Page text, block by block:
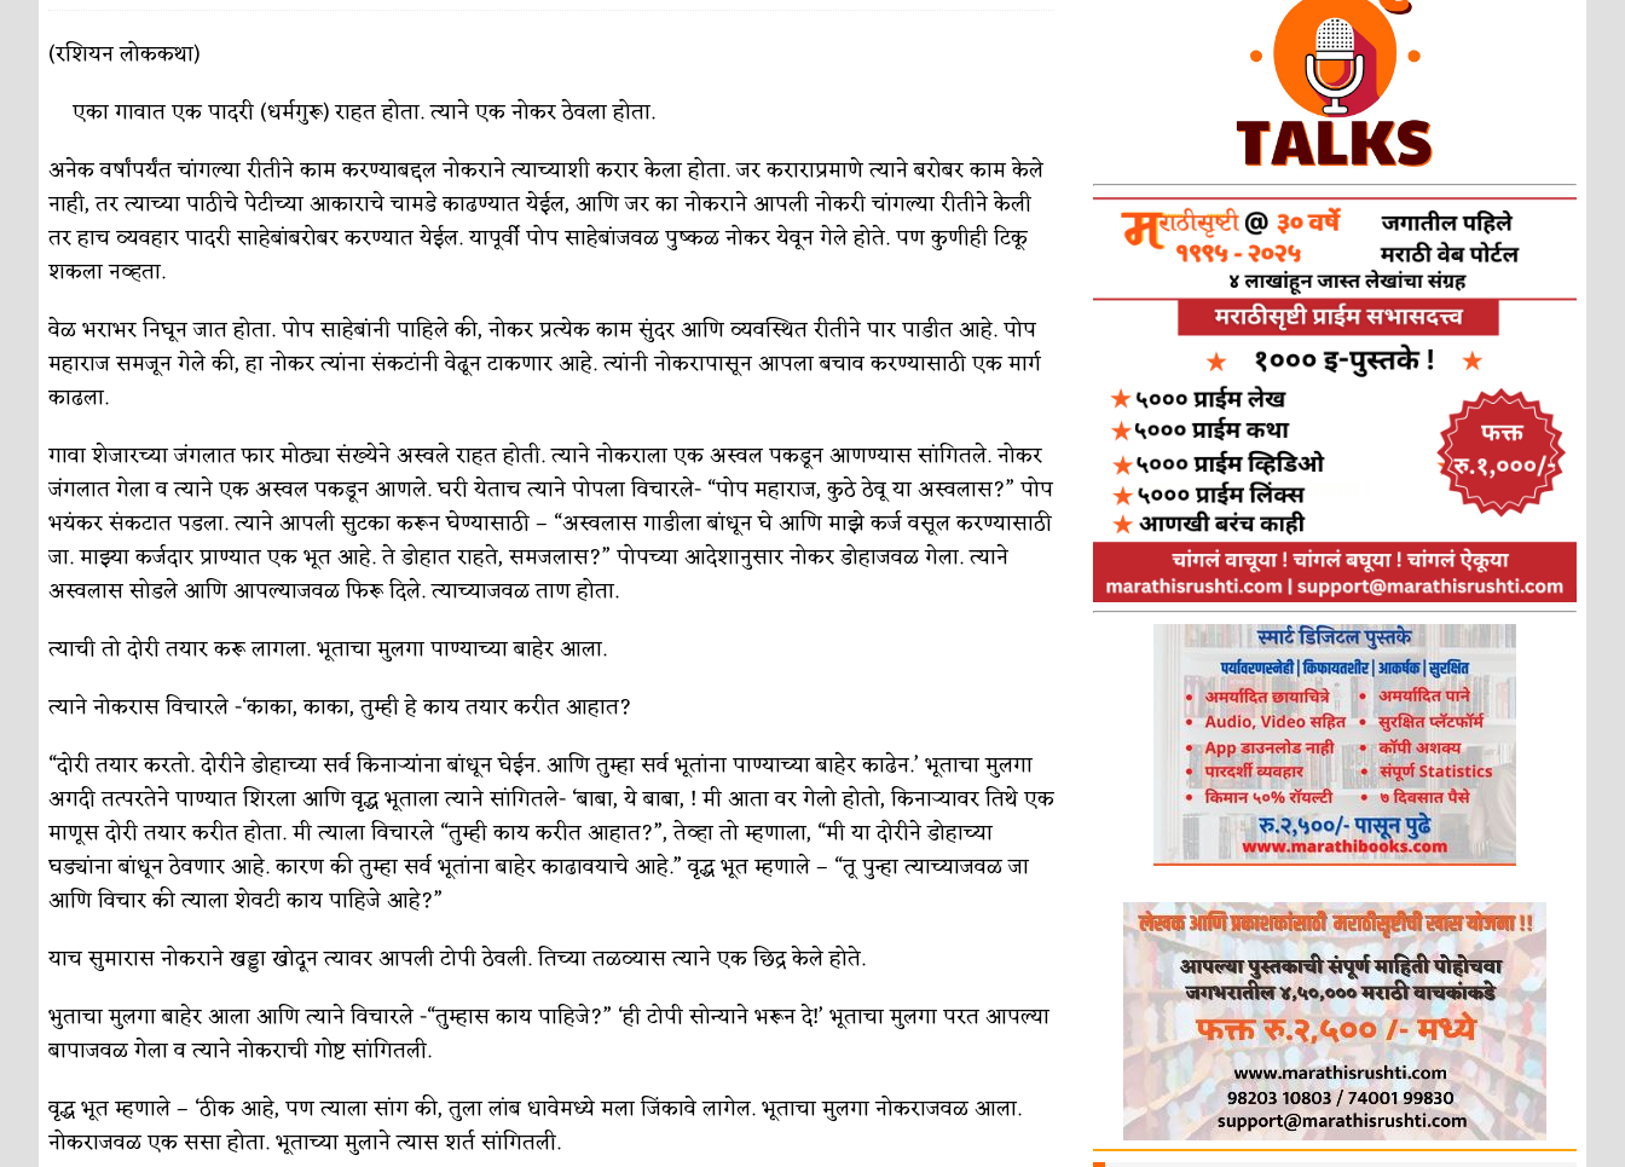
किती घोषणांचा पाऊस होता कविता-गझल-चारोळी-वात्रटिका
कसं हुईन तं हू माय… परिचय आणि परिक्षणे
चमकदार चांदी अर्थ-वाणिज्य
डेंग्यू: ताप उतरला म्हणजे धोका टळला असे नाही! आरोग्य
४ जुलै – इतिहासात घडलेल्या महत्त्वाच्या घटना दिनविशेष
अर्थ-वाणिज्य
‘अर्थ’पूर्ण हास्य अर्थ-वाणिज्य
अष्टपैलू : खंडू रांगणेकर क्रिकेट
अपूर्ण कथा कथा
बुडीच खटलं – संयुक्त कुटुंब का गरजेचं? विशेष लेख
(रशियन लोककथा)
एका गावात एक पादरी (धर्मगुरू) राहत होता. त्याने एक नोकर ठेवला होता.
अनेक वर्षांपर्यंत चांगल्या रीतीने काम करण्याबद्दल नोकराने त्याच्याशी करार केला होता. जर कराराप्रमाणे त्याने बरोबर काम केले
नाही, तर त्याच्या पाठीचे पेटीच्या आकाराचे चामडे काढण्यात येईल, आणि जर का नोकराने आपली नोकरी चांगल्या रीतीने केली
तर हाच व्यवहार पादरी साहेबांबरोबर करण्यात येईल. यापूर्वी पोप साहेबांजवळ पुष्कळ नोकर येवून गेले होते. पण कुणीही टिकू
शकला नव्हता.
वेळ भराभर निघून जात होता. पोप साहेबांनी पाहिले की, नोकर प्रत्येक काम सुंदर आणि व्यवस्थित रीतीने पार पाडीत आहे. पोप
महाराज समजून गेले की, हा नोकर त्यांना संकटांनी वेढून टाकणार आहे. त्यांनी नोकरापासून आपला बचाव करण्यासाठी एक मार्ग
काढला.
गावा शेजारच्या जंगलात फार मोठ्या संख्येने अस्वले राहत होती. त्याने नोकराला एक अस्वल पकडून आणण्यास सांगितले. नोकर
जंगलात गेला व त्याने एक अस्वल पकडून आणले. घरी येताच त्याने पोपला विचारले- “पोप महाराज, कुठे ठेवू या अस्वलास?” पोप
भयंकर संकटात पडला. त्याने आपली सुटका करून घेण्यासाठी – “अस्वलास गाडीला बांधून घे आणि माझे कर्ज वसूल करण्यासाठी
जा. माझ्या कर्जदार प्राण्यात एक भूत आहे. ते डोहात राहते, समजलास?” पोपच्या आदेशानुसार नोकर डोहाजवळ गेला. त्याने
अस्वलास सोडले आणि आपल्याजवळ फिरू दिले. त्याच्याजवळ ताण होता.
त्याची तो दोरी तयार करू लागला. भूताचा मुलगा पाण्याच्या बाहेर आला.
त्याने नोकरास विचारले -‘काका, काका, तुम्ही हे काय तयार करीत आहात?
“दोरी तयार करतो. दोरीने डोहाच्या सर्व किनाऱ्यांना बांधून घेईन. आणि तुम्हा सर्व भूतांना पाण्याच्या बाहेर काढेन.’ भूताचा मुलगा
अगदी तत्परतेने पाण्यात शिरला आणि वृद्ध भूताला त्याने सांगितले- ‘बाबा, ये बाबा, ! मी आता वर गेलो होतो, किनाऱ्यावर तिथे एक
माणूस दोरी तयार करीत होता. मी त्याला विचारले “तुम्ही काय करीत आहात?”, तेव्हा तो म्हणाला, “मी या दोरीने डोहाच्या
घड्यांना बांधून ठेवणार आहे. कारण की तुम्हा सर्व भूतांना बाहेर काढावयाचे आहे.” वृद्ध भूत म्हणाले – “तू पुन्हा त्याच्याजवळ जा
आणि विचार की त्याला शेवटी काय पाहिजे आहे?”
याच सुमारास नोकराने खड्डा खोदून त्यावर आपली टोपी ठेवली. तिच्या तळव्यास त्याने एक छिद्र केले होते.
भुताचा मुलगा बाहेर आला आणि त्याने विचारले -“तुम्हास काय पाहिजे?” ‘ही टोपी सोन्याने भरून दे!’ भूताचा मुलगा परत आपल्या
बापाजवळ गेला व त्याने नोकराची गोष्ट सांगितली.
वृद्ध भूत म्हणाले – ‘ठीक आहे, पण त्याला सांग की, तुला लांब धावेमध्ये मला जिंकावे लागेल. भूताचा मुलगा नोकराजवळ आला.
नोकराजवळ एक ससा होता. भूताच्या मुलाने त्यास शर्त सांगितली.